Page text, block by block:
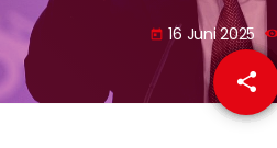
today 16 Juni 2025
share
email